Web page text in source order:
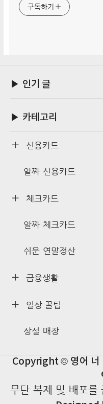
구독하기
▶ 인기 글
▶ 카테고리
신용카드
알짜 신용카드
체크카드
알짜 체크카드
쉬운 연말정산
금융생활
일상 꿀팁
상설 매장
Copyright © 영어 너
무단 복제 및 배포를